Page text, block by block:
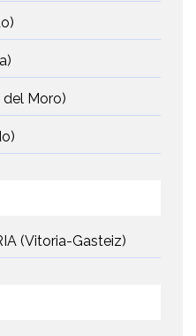
del Moro)
(Vitoria-Gasteiz)